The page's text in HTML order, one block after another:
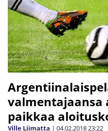
valmentajaansa
paikkaa
Ville Liimatta | 04.02.201823:22